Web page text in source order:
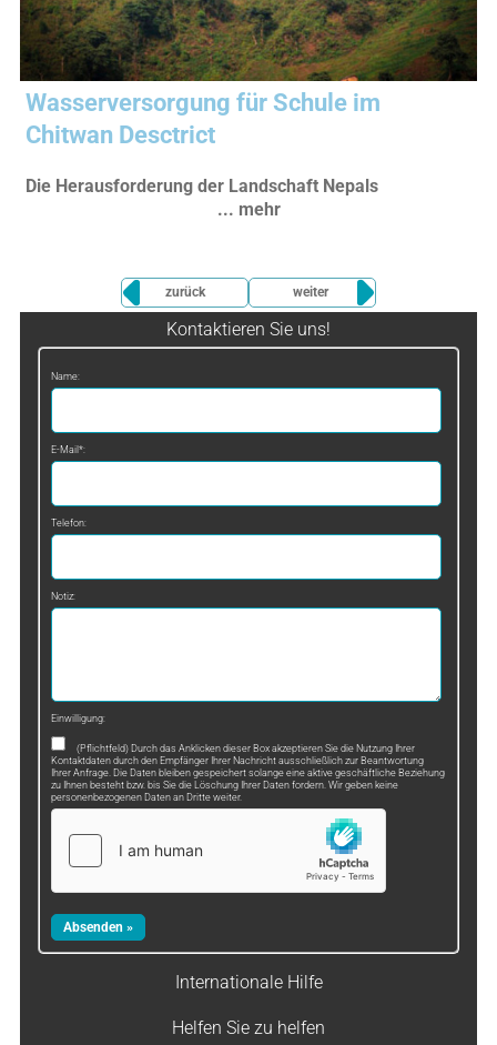
Wasserversorgung für Schule im
Chitwan Desctrict
Die Herausforderung der Landschaft Nepals
... mehr
zurück weiter
Kontaktieren Sie uns!
Name:
E-Mail*:
Telefon:
Notiz:
Einwilligung:
(Pflichtfeld) Durch das Anklicken dieser Box akzeptieren Sie die Nutzung Ihrer
Kontaktdaten durch den Empfänger Ihrer Nachricht ausschließlich zur Beantwortung
Ihrer Anfrage. Die Daten bleiben gespeichert solange eine aktive geschäftliche Beziehung
zu Ihnen besteht bzw. bis Sie die Löschung Ihrer Daten fordern. Wir geben keine
personenbezogenen Daten an Dritte weiter.
Internationale Hilfe
Helfen Sie zu helfen